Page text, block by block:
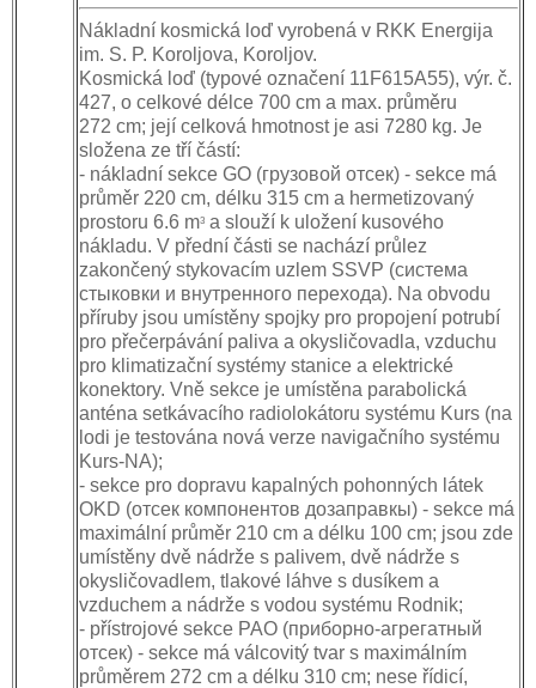
Nákladní kosmická loď vyrobená v RKK Energija
im. S. P. Koroljova, Koroljov.
Kosmická loď (typové označení 11F615A55), výr. č.
427, o celkové délce 700 cm a max. průměru
272 cm; její celková hmotnost je asi 7280 kg. Je
složena ze tří částí:
- nákladní sekce GO (грузовой отсек) - sekce má
průměr 220 cm, délku 315 cm a hermetizovaný
prostoru 6.6 m3 a slouží k uložení kusového
nákladu. V přední části se nachází průlez
zakončený stykovacím uzlem SSVP (система
стыковки и внутренного перехода). Na obvodu
příruby jsou umístěny spojky pro propojení potrubí
pro přečerpávání paliva a okysličovadla, vzduchu
pro klimatizační systémy stanice a elektrické
konektory. Vně sekce je umístěna parabolická
anténa setkávacího radiolokátoru systému Kurs (na
lodi je testována nová verze navigačního systému
Kurs-NA);
- sekce pro dopravu kapalných pohonných látek
OKD (отсек компонентов дозаправкы) - sekce má
maximální průměr 210 cm a délku 100 cm; jsou zde
umístěny dvě nádrže s palivem, dvě nádrže s
okysličovadlem, tlakové láhve s dusíkem a
vzduchem a nádrže s vodou systému Rodnik;
- přístrojové sekce PAO (приборно-агрегатный
отсек) - sekce má válcovitý tvar s maximálním
průměrem 272 cm a délku 310 cm; nese řídicí,